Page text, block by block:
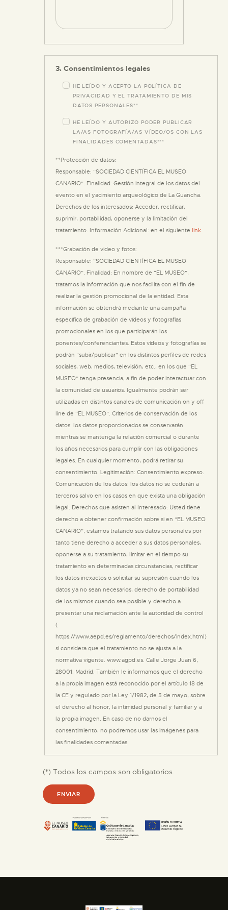
3. Consentimientos legales
HE LEÍDO Y ACEPTO LA POLÍTICA DE
PRIVACIDAD Y EL TRATAMIENTO DE MIS
DATOS PERSONALES**
HE LEÍDO Y AUTORIZO PODER PUBLICAR
LA/AS FOTOGRAFÍA/AS VÍDEO/OS CON LAS
FINALIDADES COMENTADAS***
**Protección de datos:
Responsable: ”SOCIEDAD CIENTÍFICA EL MUSEO
CANARIO”. Finalidad: Gestión integral de los datos del
evento en el yacimiento arqueológico de La Guancha.
Derechos de los interesados: Acceder, rectificar,
suprimir, portabilidad, oponerse y la limitación del
tratamiento. Información Adicional: en el siguiente link
***Grabación de video y fotos:
Responsable: ”SOCIEDAD CIENTÍFICA EL MUSEO
CANARIO”. Finalidad: En nombre de “EL MUSEO”,
tratamos la información que nos facilita con el fin de
realizar la gestión promocional de la entidad. Esta
información se obtendrá mediante una campaña
específica de grabación de vídeos y fotografías
promocionales en los que participarán los
ponentes/conferenciantes. Estos vídeos y fotografías se
podrán “subir/publicar” en los distintos perfiles de redes
sociales, web, medios, televisión, etc., en los que “EL
MUSEO” tenga presencia, a fin de poder interactuar con
la comunidad de usuarios. Igualmente podrán ser
utilizadas en distintos canales de comunicación on y off
line de “EL MUSEO”. Criterios de conservación de los
datos: los datos proporcionados se conservarán
mientras se mantenga la relación comercial o durante
los años necesarios para cumplir con las obligaciones
legales. En cualquier momento, podrá retirar su
consentimiento. Legitimación: Consentimiento expreso.
Comunicación de los datos: los datos no se cederán a
terceros salvo en los casos en que exista una obligación
legal. Derechos que asisten al Interesado: Usted tiene
derecho a obtener confirmación sobre si en “EL MUSEO
CANARIO”, estamos tratando sus datos personales por
tanto tiene derecho a acceder a sus datos personales,
oponerse a su tratamiento, limitar en el tiempo su
tratamiento en determinadas circunstancias, rectificar
los datos inexactos o solicitar su supresión cuando los
datos ya no sean necesarios, derecho de portabilidad
de los mismos cuando sea posible y derecho a
presentar una reclamación ante la autoridad de control
(
https://www.aepd.es/reglamento/derechos/index.html)
si considera que el tratamiento no se ajusta a la
normativa vigente. www.agpd.es. Calle Jorge Juan 6,
28001. Madrid. También le informamos que el derecho
a la propia imagen está reconocido por el artículo 18 de
la CE y regulado por la Ley 1/1982, de 5 de mayo, sobre
el derecho al honor, la intimidad personal y familiar y a
la propia imagen. En caso de no darnos el
consentimiento, no podremos usar las imágenes para
las finalidades comentadas.
(*) Todos los campos son obligatorios.